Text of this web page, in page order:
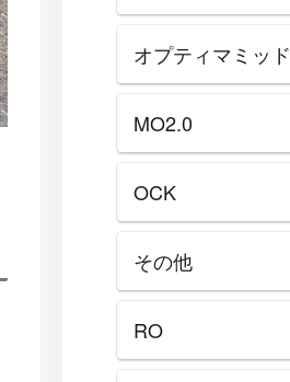
オプティマミッド
MO2.0
OCK
その他
RO